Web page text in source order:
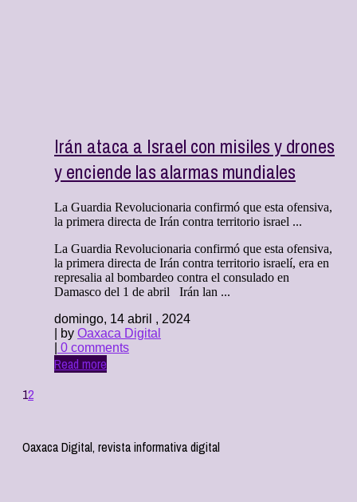
Irán ataca a Israel con misiles y drones
y enciende las alarmas mundiales
La Guardia Revolucionaria confirmó que esta ofensiva,
la primera directa de Irán contra territorio israel ...
La Guardia Revolucionaria confirmó que esta ofensiva,
la primera directa de Irán contra territorio israelí, era en
represalia al bombardeo contra el consulado en
Damasco del 1 de abril Irán lan ...
domingo, 14 abril , 2024
| by Oaxaca Digital
0 comments
Read more
12
Oaxaca Digital, revista informativa digital